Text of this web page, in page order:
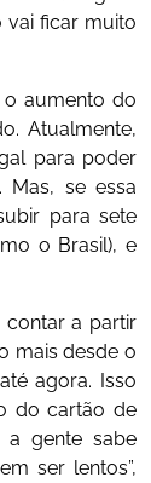
vai ficar muito
aumento do
Atualmente,
para poder
Mas, se essa
para sete
o Brasil), e
contar a partir
mais desde o
agora. Isso
do cartão de
a gente sabe
ser lentos”,